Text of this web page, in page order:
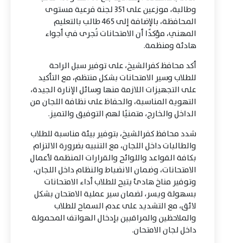
وطالبة، موزعين على 351 لجنة فرعية مستوى
المحافظة، بالإضافة إلى 465 طالب بالتعليم
المهني، مؤكدًا أن الامتحانات تُجرى في أجواء
هادئة ومنظمة.
أكد محافظ كفرالشيخ، على توفير سبل الراحة
للطلاب وسير الامتحانات بشكل منتظم، مع التأكيد
على التجهيزات اللازمة منها وسائل الإنارة الجيدة،
التهوية المناسبة، والحفاظ على نظافة اللجان من
الداخل والخارج، متمنيًا لهم التوفيق والتميز.
شدد محافظ كفرالشيخ، بتوفير بيئة مناسبة للطلاب
والطالبات داخل اللجان، مع التنبيه بضرورة الالتزام
بكافة القواعد واللوائح والقرارات المنظمة لأعمال
الامتحانات، وضمان الانضباط والنظام داخل اللجان،
وتوفير مناخ هادئ يتيح للطلاب أداء الامتحانات
بسهولة ويسر، لضمان سير عملية الامتحان بشكل
لائق، مع التشديد على عدم السماح للطلاب
والملاحظين والمراقبين بإدخال الهواتف المحمولة
داخل لجان الامتحان.